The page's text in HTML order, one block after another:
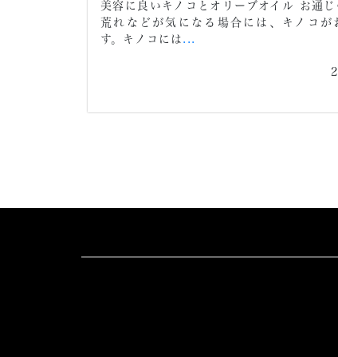
美容に良いキノコとオリーブオイル お通
荒れなどが気になる場合には、キノコが
す。キノコには ...